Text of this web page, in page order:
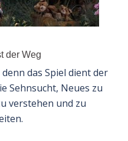
der Weg
denn das Spiel dient der
Sehnsucht, Neues zu
verstehen und zu